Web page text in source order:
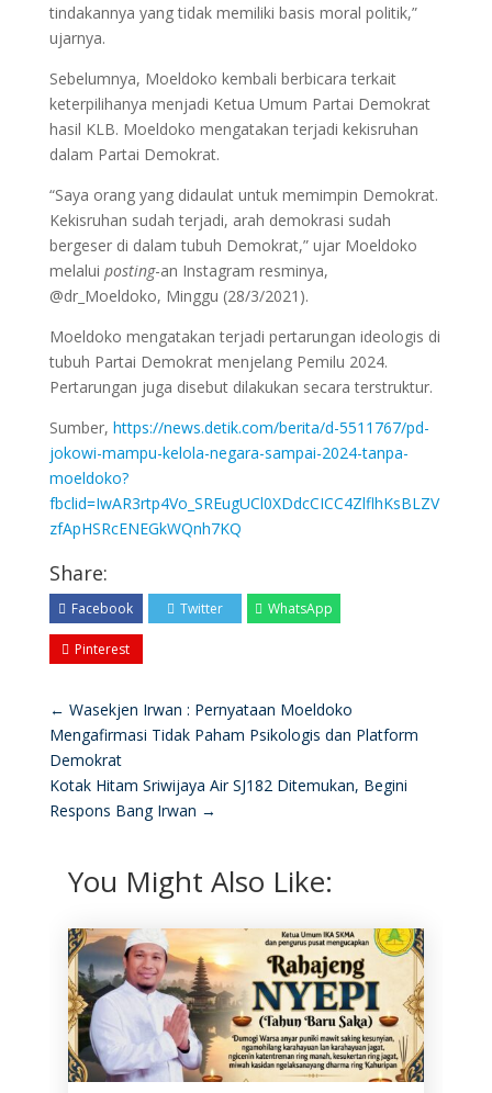
tindakannya yang tidak memiliki basis moral politik,”
ujarnya.
Sebelumnya, Moeldoko kembali berbicara terkait
keterpilihanya menjadi Ketua Umum Partai Demokrat
hasil KLB. Moeldoko mengatakan terjadi kekisruhan
dalam Partai Demokrat.
“Saya orang yang didaulat untuk memimpin Demokrat.
Kekisruhan sudah terjadi, arah demokrasi sudah
bergeser di dalam tubuh Demokrat,” ujar Moeldoko
melalui posting-an Instagram resminya,
@dr_Moeldoko, Minggu (28/3/2021).
Moeldoko mengatakan terjadi pertarungan ideologis di
tubuh Partai Demokrat menjelang Pemilu 2024.
Pertarungan juga disebut dilakukan secara terstruktur.
Sumber, https://news.detik.com/berita/d-5511767/pd-
jokowi-mampu-kelola-negara-sampai-2024-tanpa-
moeldoko?
fbclid=IwAR3rtp4Vo_SREugUCl0XDdcCICC4ZlflhKsBLZV
zfApHSRcENEGkWQnh7KQ
Share:
Facebook Twitter WhatsApp
Pinterest
← Wasekjen Irwan : Pernyataan Moeldoko
Mengafirmasi Tidak Paham Psikologis dan Platform
Demokrat
Kotak Hitam Sriwijaya Air SJ182 Ditemukan, Begini
Respons Bang Irwan →
You Might Also Like: